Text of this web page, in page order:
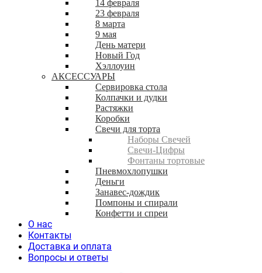
14 февраля
23 февраля
8 марта
9 мая
День матери
Новый Год
Хэллоуин
АКСЕССУАРЫ
Сервировка стола
Колпачки и дудки
Растяжки
Коробки
Свечи для торта
Наборы Свечей
Свечи-Цифры
Фонтаны тортовые
Пневмохлопушки
Деньги
Занавес-дождик
Помпоны и спирали
Конфетти и спреи
О нас
Контакты
Доставка и оплата
Вопросы и ответы